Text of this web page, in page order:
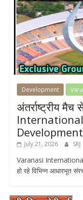
Development
अंतर्राष्ट्रीय
July 21, 2026 SRJ
Varanasi
हो रहे विभिन्न आधारभूत